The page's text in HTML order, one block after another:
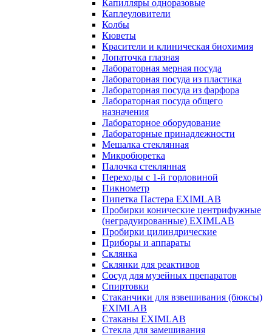
Капилляры одноразовые
Каплеуловители
Колбы
Кюветы
Красители и клиническая биохимия
Лопаточка глазная
Лабораторная мерная посуда
Лабораторная посуда из пластика
Лабораторная посуда из фарфора
Лабораторная посуда общего
назначения
Лабораторное оборудование
Лабораторные принадлежности
Мешалка стеклянная
Микробюретка
Палочка стеклянная
Переходы с 1-й горловиной
Пикнометр
Пипетка Пастера EXIMLAB
Пробирки конические центрифужные
(неградуированные) EXIMLAB
Пробирки цилиндрические
Приборы и аппараты
Склянка
Склянки для реактивов
Сосуд для музейных препаратов
Спиртовки
Стаканчики для взвешивания (бюксы)
EXIMLAB
Стаканы EXIMLAB
Стекла для замешивания